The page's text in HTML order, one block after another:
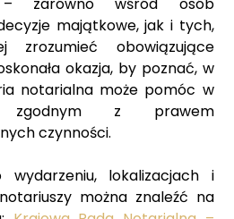
– zarówno wśród osób
majątkowe, jak i tych,
obowiązujące
okazja, by poznać, w
notarialna może pomóc w
zgodnym z prawem
czynności.
lokalizacjach i
można znaleźć na